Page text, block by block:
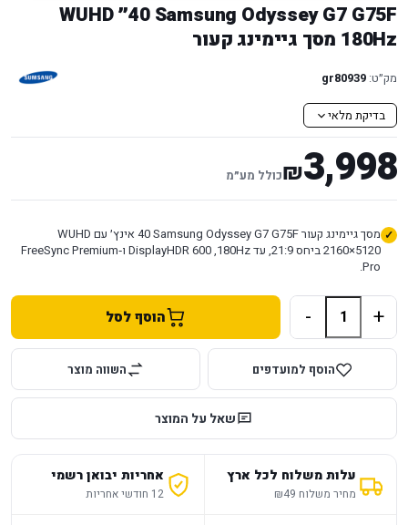
Samsung Odyssey G7 G75F ‏40״ WUHD
180Hz מסך גיימינג קעור
מק״ט: gr80939
בדיקת מלאי
3,998
₪כולל מע״מ
מסך גיימינג קעור Samsung Odyssey G7 G75F ‏40 אינץ׳ עם WUHD
‏5120×2160 ביחס 21:9, עד 180Hz, ‏DisplayHDR 600 ו‑FreeSync Premium
Pro.
+
- הוסף לסל
הוסף למועדפים השווה מוצר
שאל על המוצר
עלות משלוח לכל ארץ
מחיר משלוח ₪49
אחריות יבואן רשמי
12 חודשי אחריות